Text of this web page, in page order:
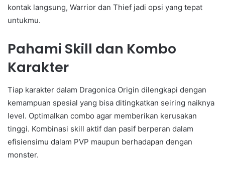
kontak langsung, Warrior dan Thief jadi opsi yang tepat
untukmu.
Pahami Skill dan Kombo
Karakter
Tiap karakter dalam Dragonica Origin dilengkapi dengan
kemampuan spesial yang bisa ditingkatkan seiring naiknya
level. Optimalkan combo agar memberikan kerusakan
tinggi. Kombinasi skill aktif dan pasif berperan dalam
efisiensimu dalam PVP maupun berhadapan dengan
monster.